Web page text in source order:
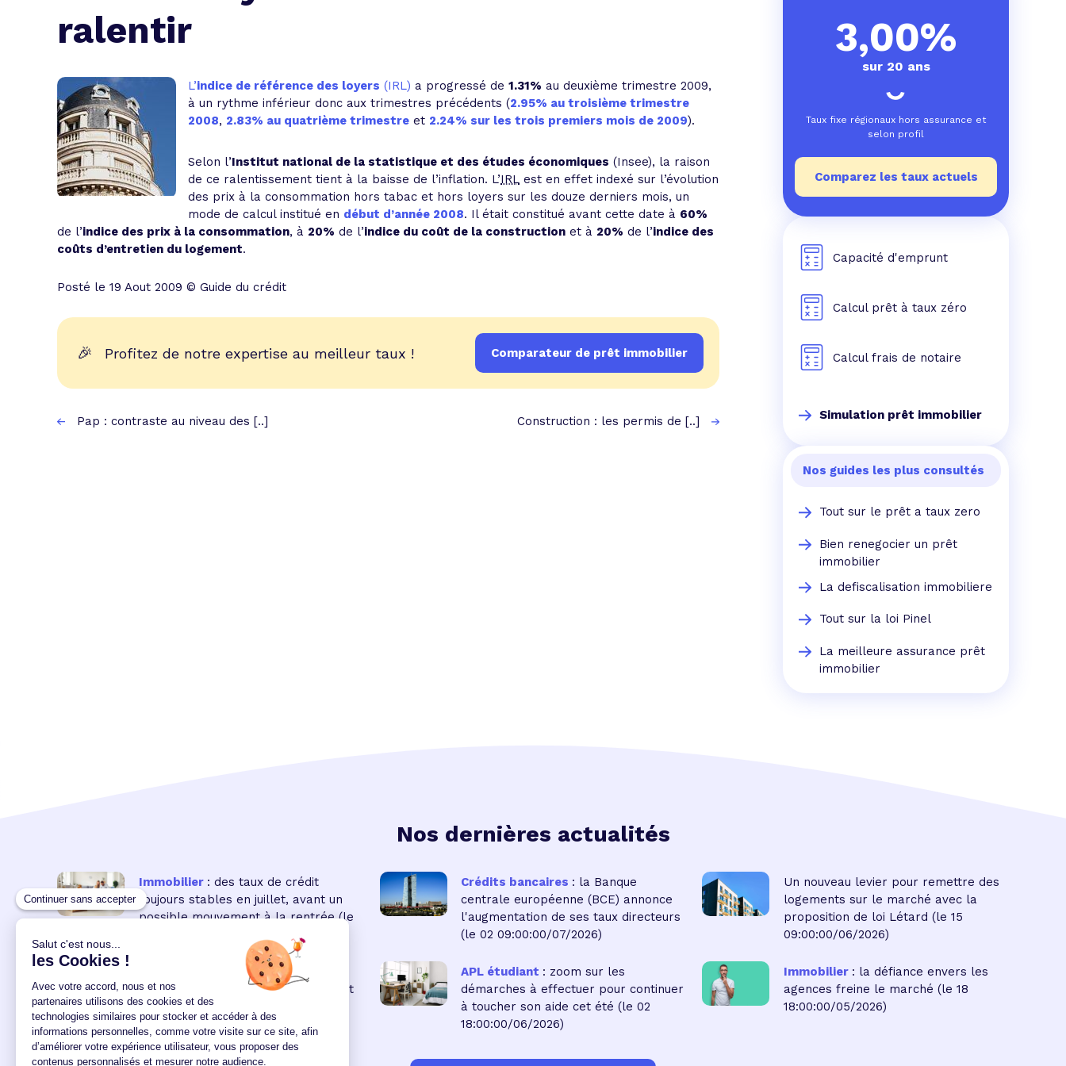
Profitez de notre expertise au meilleur taux !
Trouvez votre prêt conso au meilleur taux !
Bénéficiez de notre expertise en regroupement de crédits
ralentir
L’indice de référence des loyers (IRL) a progressé de 1.31% au deuxième trimestre 2009,
à un rythme inférieur donc aux trimestres précédents (2.95% au troisième trimestre
2008, 2.83% au quatrième trimestre et 2.24% sur les trois premiers mois de 2009).
Selon l’Institut national de la statistique et des études économiques (Insee), la raison
de ce ralentissement tient à la baisse de l’inflation. L’IRL est en effet indexé sur l’évolution
des prix à la consommation hors tabac et hors loyers sur les douze derniers mois, un
mode de calcul institué en début d’année 2008. Il était constitué avant cette date à 60%
de l’indice des prix à la consommation, à 20% de l’indice du coût de la construction et à 20% de l’indice des
coûts d’entretien du logement.
Posté le 19 Aout 2009 © Guide du crédit
🎉 Profitez de notre expertise au meilleur taux ! Comparateur de prêt immobilier
Pap : contraste au niveau des [..] Construction : les permis de [..]
3,00%
sur 20 ans
Taux fixe régionaux hors assurance et
selon profil
Comparez les taux actuels
Capacité d'emprunt
Calcul prêt à taux zéro
Calcul frais de notaire
Simulation prêt immobilier
Nos guides les plus consultés
Tout sur le prêt a taux zero
Bien renegocier un prêt
immobilier
La defiscalisation immobiliere
Tout sur la loi Pinel
La meilleure assurance prêt
immobilier
Nos dernières actualités
Immobilier : des taux de crédit
toujours stables en juillet, avant un
possible mouvement à la rentrée (le
Crédits bancaires : la Banque
centrale européenne (BCE) annonce
l'augmentation de ses taux directeurs
(le 02 09:00:00/07/2026)
Un nouveau levier pour remettre des
logements sur le marché avec la
proposition de loi Létard (le 15
09:00:00/06/2026)
: la remontée des
taux réduit encore le pouvoir d'achat
des acquéreurs
12:00:00/06/2026)
APL étudiant : zoom sur les
démarches à effectuer pour continuer
à toucher son aide cet été (le 02
18:00:00/06/2026)
Immobilier : la défiance envers les
agences freine le marché (le 18
18:00:00/05/2026)